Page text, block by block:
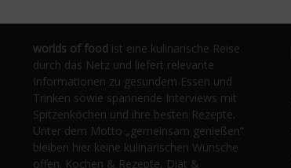
worlds of food ist eine kulinarische Reise
durch das Netz und liefert relevante
Informationen zu gesundem Essen und
Trinken sowie spannende Interviews mit
Spitzenköchen und ihre besten Rezepte.
Unter dem Motto „gemeinsam genießen“
bleiben hier keine kulinarischen Wünsche
offen. Kochen & Rezepte, Diät &